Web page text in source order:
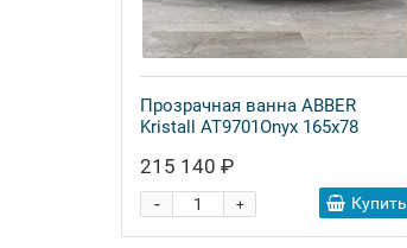
Прозрачная ванна ABBER
Kristall AT9701Onyx 165x78
215 140 ₽
+
- Купить